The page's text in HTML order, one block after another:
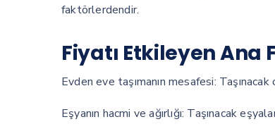
faktörlerdendir.
Fiyatı Etkileyen Ana
Evden eve taşımanın mesafesi:
Eşyanın hacmi ve ağırlığı: Taşınacak